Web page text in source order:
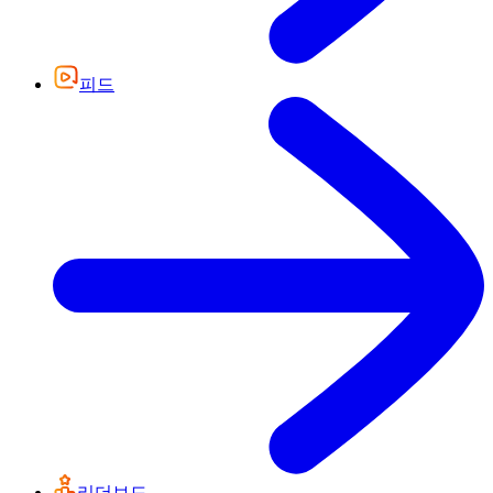
피드